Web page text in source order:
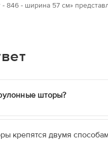
- 846 - ширина 57 см»
шторы?
крепятся двумя